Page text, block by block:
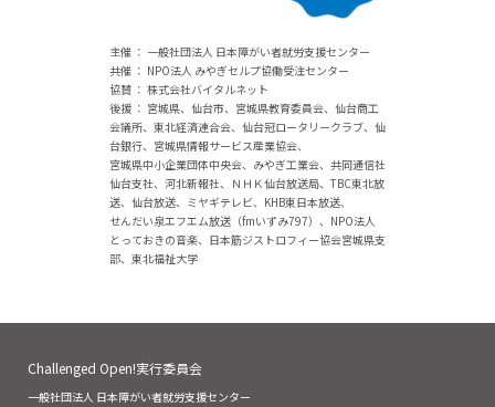
主催 ： 一般社団法人 日本障がい者就労支援センター
共催 ： NPO法人 みやぎセルプ協働受注センター
協賛 ： 株式会社バイタルネット
後援 ： 宮城県、仙台市、宮城県教育委員会、仙台商工
会議所、東北経済連合会、仙台冠ロータリークラブ、仙
台銀行、宮城県情報サービス産業協会、
宮城県中小企業団体中央会、みやぎ工業会、共同通信社
仙台支社、河北新報社、ＮＨＫ仙台放送局、TBC東北放
送、仙台放送、ミヤギテレビ、KHB東日本放送、
せんだい泉エフエム放送（fmいずみ797）、NPO法人
とっておきの音楽、日本筋ジストロフィー協会宮城県支
部、東北福祉大学
Challenged Open!実行委員会
一般社団法人 日本障がい者就労支援センター